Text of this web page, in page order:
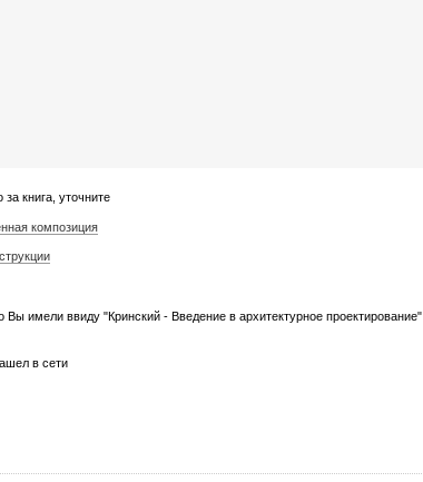
книга, уточните
композиция
имели ввиду "Кринский - Введение в архитектурное проектирование"
в сети